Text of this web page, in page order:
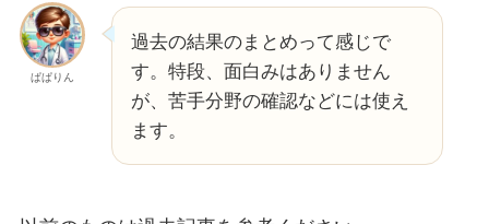
ぱぱりん
過去の結果のまとめって感じで
す。特段、面白みはありません
が、苦手分野の確認などには使え
ます。